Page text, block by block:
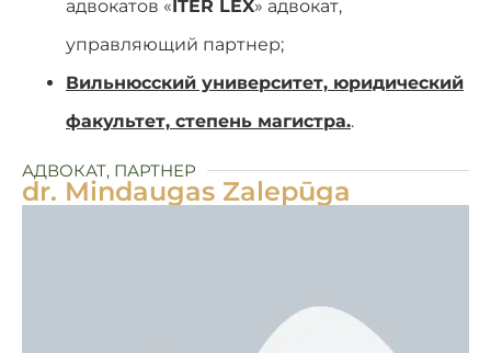
адвокатов « ITER LEX» адвокат,
управляющий партнер;
Вильнюсский университет, юридический
факультет, степень магистра..
АДВОКАТ, ПАРТНЕР
dr. Mindaugas Zalepūga